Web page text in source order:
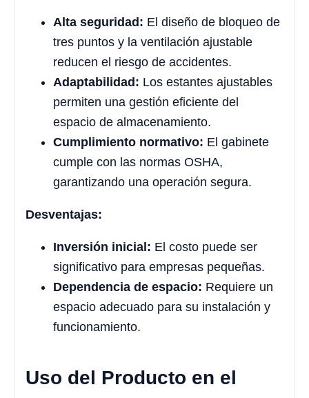
Alta seguridad: El diseño de bloqueo de
tres puntos y la ventilación ajustable
reducen el riesgo de accidentes.
Adaptabilidad: Los estantes ajustables
permiten una gestión eficiente del
espacio de almacenamiento.
Cumplimiento normativo: El gabinete
cumple con las normas OSHA,
garantizando una operación segura.
Desventajas:
Inversión inicial: El costo puede ser
significativo para empresas pequeñas.
Dependencia de espacio: Requiere un
espacio adecuado para su instalación y
funcionamiento.
Uso del Producto en el